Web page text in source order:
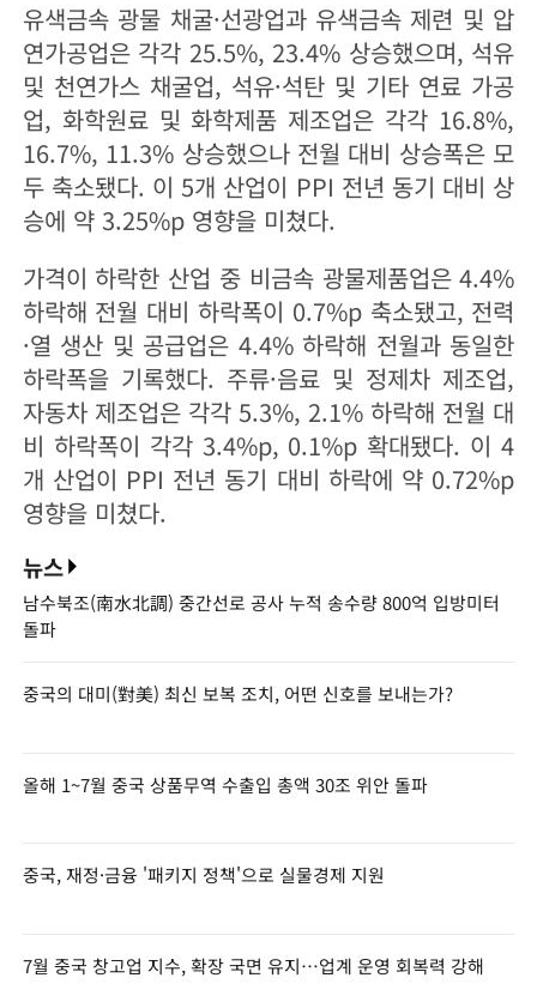
유색금속 광물 채굴·선광업과 유색금속 제련 및 압
연가공업은 각각 25.5%, 23.4% 상승했으며, 석유
및 천연가스 채굴업, 석유·석탄 및 기타 연료 가공
업, 화학원료 및 화학제품 제조업은 각각 16.8%,
16.7%, 11.3% 상승했으나 전월 대비 상승폭은 모
두 축소됐다. 이 5개 산업이 PPI 전년 동기 대비 상
승에 약 3.25%p 영향을 미쳤다.
가격이 하락한 산업 중 비금속 광물제품업은 4.4%
하락해 전월 대비 하락폭이 0.7%p 축소됐고, 전력
·열 생산 및 공급업은 4.4% 하락해 전월과 동일한
하락폭을 기록했다. 주류·음료 및 정제차 제조업,
자동차 제조업은 각각 5.3%, 2.1% 하락해 전월 대
비 하락폭이 각각 3.4%p, 0.1%p 확대됐다. 이 4
개 산업이 PPI 전년 동기 대비 하락에 약 0.72%p
영향을 미쳤다.
뉴스
남수북조(南水北調) 중간선로 공사 누적 송수량 800억 입방미터
돌파
중국의 대미(對美) 최신 보복 조치, 어떤 신호를 보내는가?
올해 1~7월 중국 상품무역 수출입 총액 30조 위안 돌파
중국, 재정·금융 '패키지 정책'으로 실물경제 지원
7월 중국 창고업 지수, 확장 국면 유지…업계 운영 회복력 강해